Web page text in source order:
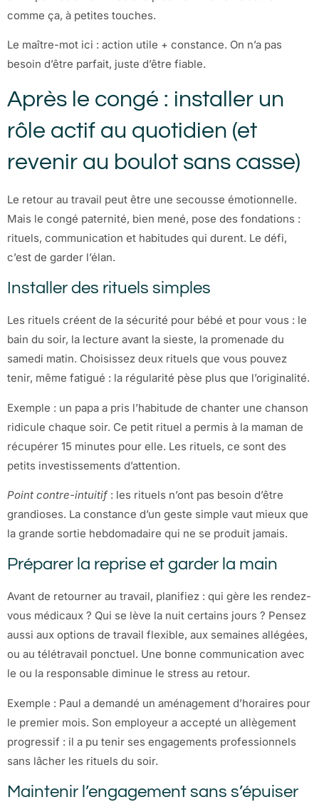
comme ça, à petites touches.
Le maître-mot ici : action utile + constance. On n’a pas
besoin d’être parfait, juste d’être fiable.
Après le congé : installer un
rôle actif au quotidien (et
revenir au boulot sans casse)
Le retour au travail peut être une secousse émotionnelle.
Mais le congé paternité, bien mené, pose des fondations :
rituels, communication et habitudes qui durent. Le défi,
c’est de garder l’élan.
Installer des rituels simples
Les rituels créent de la sécurité pour bébé et pour vous : le
bain du soir, la lecture avant la sieste, la promenade du
samedi matin. Choisissez deux rituels que vous pouvez
tenir, même fatigué : la régularité pèse plus que l’originalité.
Exemple : un papa a pris l’habitude de chanter une chanson
ridicule chaque soir. Ce petit rituel a permis à la maman de
récupérer 15 minutes pour elle. Les rituels, ce sont des
petits investissements d’attention.
Point contre-intuitif: les rituels n’ont pas besoin d’être
grandioses. La constance d’un geste simple vaut mieux que
la grande sortie hebdomadaire qui ne se produit jamais.
Préparer la reprise et garder la main
Avant de retourner au travail, planifiez : qui gère les rendez-
vous médicaux ? Qui se lève la nuit certains jours ? Pensez
aussi aux options de travail flexible, aux semaines allégées,
ou au télétravail ponctuel. Une bonne communication avec
le ou la responsable diminue le stress au retour.
Exemple : Paul a demandé un aménagement d’horaires pour
le premier mois. Son employeur a accepté un allègement
progressif : il a pu tenir ses engagements professionnels
sans lâcher les rituels du soir.
Maintenir l’engagement sans s’épuiser